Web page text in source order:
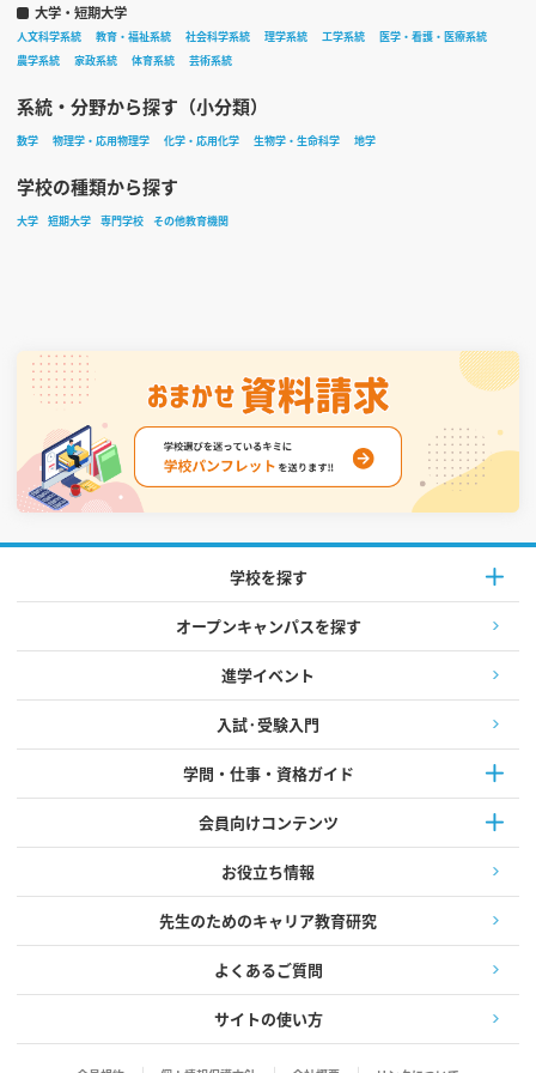
大学・短期大学
人文科学系統 教育・福祉系統 社会科学系統 理学系統 工学系統
医学・看護・医療系統
農学系統
家政系統 体育系統 芸術系統
系統・分野から探す（小分類）
数学 物理学・応用物理学 化学・応用化学 生物学・生命科学 地学
学校の種類から探す
大学 短期大学 専門学校 その他教育機関
学校を探す
オープンキャンパスを探す
進学イベント
入試·受験入門
学問・仕事・資格ガイド
会員向けコンテンツ
お役立ち情報
先生のためのキャリア教育研究
よくあるご質問
サイトの使い方